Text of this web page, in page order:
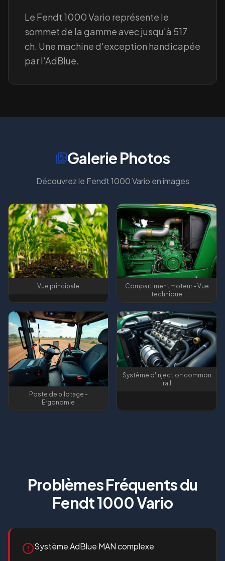
Le Fendt 1000 Vario représente le
sommet de la gamme avec jusqu'à 517
ch. Une machine d'exception handicapée
par l'AdBlue.
Galerie Photos
Découvrez le Fendt 1000 Vario en images
Vue principale
Compartiment moteur - Vue
technique
Poste de pilotage -
Ergonomie
Système d'injection common
rail
Problèmes Fréquents du
Fendt 1000 Vario
Système AdBlue MAN complexe